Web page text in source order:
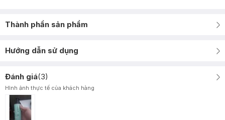
Thành phần sản phẩm
Hướng dẫn sử dụng
Đánh giá(3)
Hình ảnh thực tế của khách hàng